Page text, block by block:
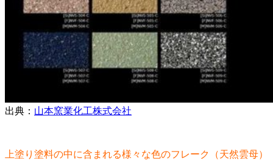
出典： 山本窯業化工株式会社
上塗り塗料の中に含まれる様々な色のフレーク（天然雲母）